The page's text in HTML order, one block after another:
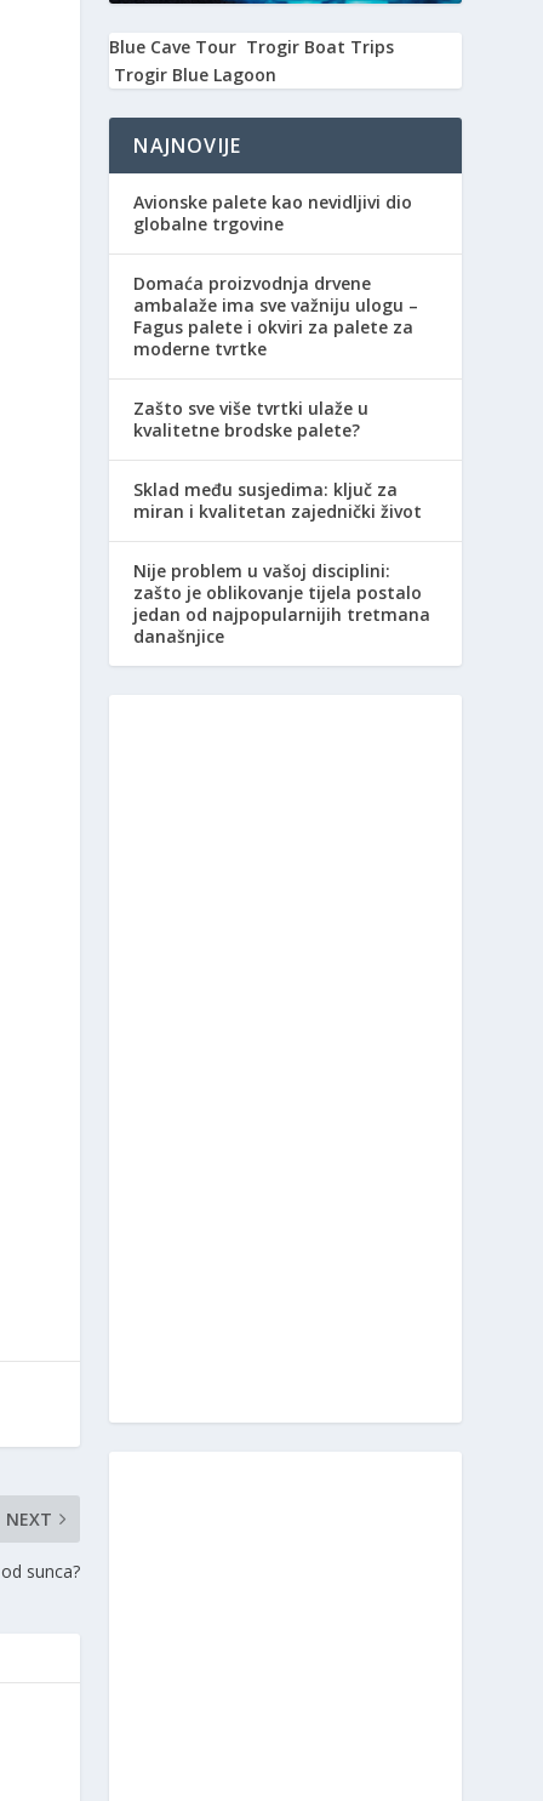
NEXT
sunca?
Blue Cave Tour Trogir Boat Trips
Trogir Blue Lagoon
NAJNOVIJE
Avionske palete kao nevidljivi dio
globalne trgovine
Domaća proizvodnja drvene
ambalaže ima sve važniju ulogu –
Fagus palete i okviri za palete za
moderne tvrtke
Zašto sve više tvrtki ulaže u
kvalitetne brodske palete?
Sklad među susjedima: ključ za
miran i kvalitetan zajednički život
Nije problem u vašoj disciplini:
zašto je oblikovanje tijela postalo
jedan od najpopularnijih tretmana
današnjice